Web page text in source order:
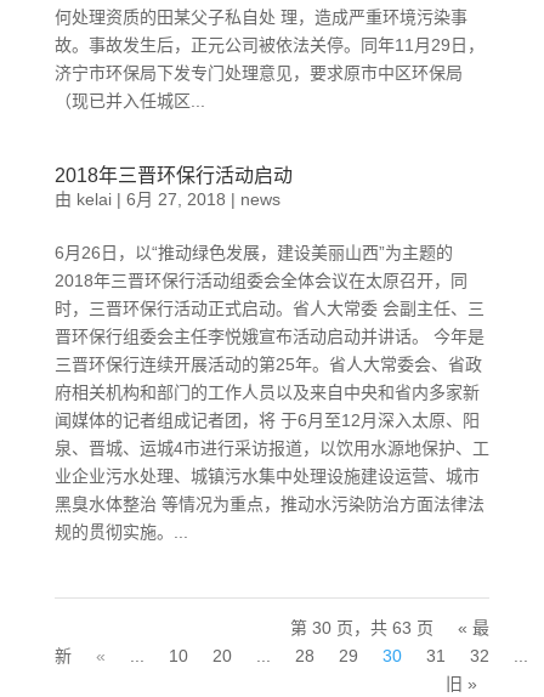
何处理资质的田某父子私自处 理，造成严重环境污染事
故。事故发生后，正元公司被依法关停。同年11月29日，
济宁市环保局下发专门处理意见，要求原市中区环保局
（现已并入任城区...
2018年三晋环保行活动启动
由 kelai| 6月 27, 2018 | news
6月26日，以“推动绿色发展，建设美丽山西”为主题的
2018年三晋环保行活动组委会全体会议在太原召开，同
时，三晋环保行活动正式启动。省人大常委 会副主任、三
晋环保行组委会主任李悦娥宣布活动启动并讲话。 今年是
三晋环保行连续开展活动的第25年。省人大常委会、省政
府相关机构和部门的工作人员以及来自中央和省内多家新
闻媒体的记者组成记者团，将 于6月至12月深入太原、阳
泉、晋城、运城4市进行采访报道，以饮用水源地保护、工
业企业污水处理、城镇污水集中处理设施建设运营、城市
黑臭水体整治 等情况为重点，推动水污染防治方面法律法
规的贯彻实施。...
第 30 页，共 63 页
« 最
新
« 10 20 28 29 30 31 32
旧 »